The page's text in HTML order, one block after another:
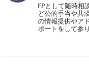
FPとして随時相
ど公的手当や共
の情報提供やア
ポートをして参